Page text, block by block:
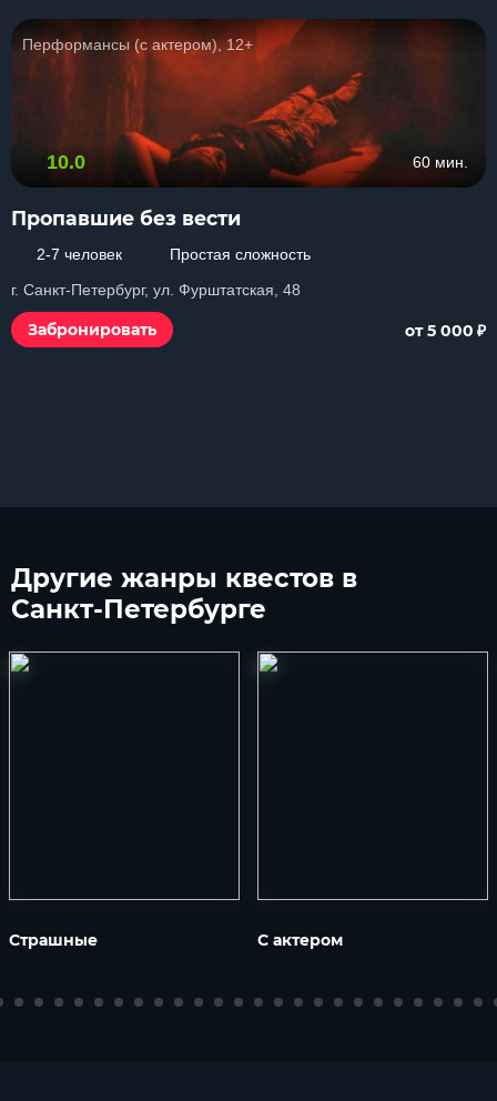
Перформансы (с актером), 12+
10.0 60 мин.
Пропавшие без вести
2-7 человек
Простая сложность
г. Санкт-Петербург, ул. Фурштатская, 48
Забронировать от 5 000 ₽
Другие жанры квестов в
Санкт-Петербурге
Страшные С актером